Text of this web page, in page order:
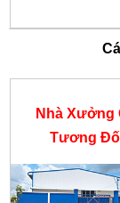
Nhà Xưởng
Tương